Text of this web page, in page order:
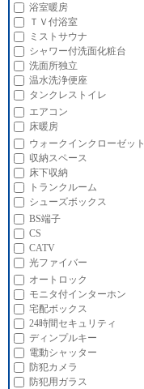
浴室暖房
ＴＶ付浴室
ミストサウナ
シャワー付洗面化粧台
洗面所独立
温水洗浄便座
タンクレストイレ
エアコン
床暖房
ウォークインクローゼット
収納スペース
床下収納
トランクルーム
シューズボックス
BS端子
CS
CATV
光ファイバー
オートロック
モニタ付インターホン
宅配ボックス
24時間セキュリティ
ディンプルキー
電動シャッター
防犯カメラ
防犯用ガラス